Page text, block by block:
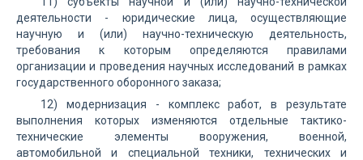
деятельности - юридические лица, осуществляющие
научную и (или) научно-техническую деятельность,
требования к которым определяются правилами
организации и проведения научных исследований в рамках
государственного оборонного заказа;
12) модернизация - комплекс работ, в результате
выполнения которых изменяются отдельные тактико-
технические элементы вооружения, военной,
автомобильной и специальной техники, технических и